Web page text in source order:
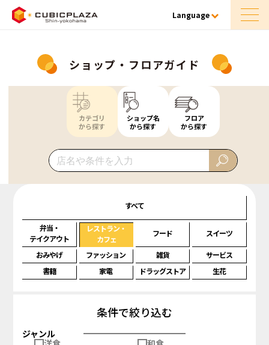
Language
ショップ・フロアガイド
カテゴリ
から探す
ショップ名
から探す
フロア
から探す
すべて
弁当・
テイクアウト
レストラン・
カフェ
フード スイーツ
おみやげ ファッション 雑貨
サービス
書籍
家電 ドラッグストア 生花
条件で絞り込む
ジャンル